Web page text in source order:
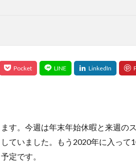
す。今週は年末年始休暇と来週の
ていました。もう2020年に入って
定です。